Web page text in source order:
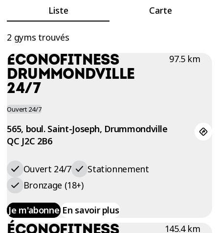
ESSAIS
ENTRAINEMENT
Liste Carte
2 gyms trouvés
ÉCONOFITNESS
DRUMMONDVILLE
24/7
97.5 km
Ouvert 24/7
565, boul. Saint-Joseph, Drummondville
QC J2C 2B6
Ouvert 24/7
Stationnement
Bronzage (18+)
Je m'abonne En savoir plus
145.4 km